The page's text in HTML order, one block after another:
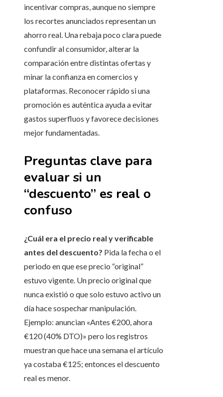
incentivar compras, aunque no siempre
los recortes anunciados representan un
ahorro real. Una rebaja poco clara puede
confundir al consumidor, alterar la
comparación entre distintas ofertas y
minar la confianza en comercios y
plataformas. Reconocer rápido si una
promoción es auténtica ayuda a evitar
gastos superfluos y favorece decisiones
mejor fundamentadas.
Preguntas clave para
evaluar si un
“descuento” es real o
confuso
¿Cuál era el precio real y verificable
antes del descuento? Pida la fecha o el
periodo en que ese precio “original”
estuvo vigente. Un precio original que
nunca existió o que solo estuvo activo un
día hace sospechar manipulación.
Ejemplo: anuncian «Antes €200, ahora
€120 (40% DTO)» pero los registros
muestran que hace una semana el artículo
ya costaba €125; entonces el descuento
real es menor.